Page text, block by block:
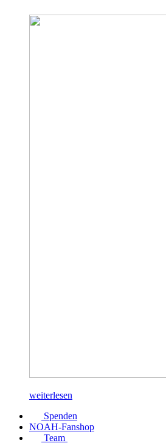
weiterlesen
Spenden
NOAH-Fanshop
Team